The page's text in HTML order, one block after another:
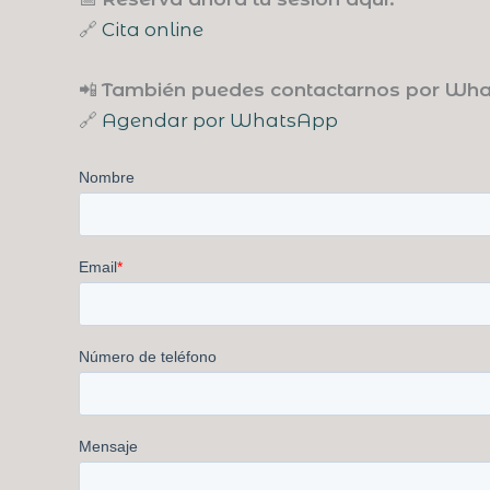
🔗 Cita online
📲 También puedes contactarnos por
🔗 Agendar por WhatsApp